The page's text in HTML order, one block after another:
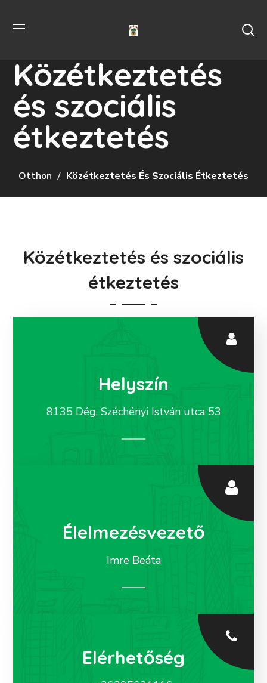
Közétkeztetés
és szociális
étkeztetés
Otthon Közétkeztetés És Szociális Étkeztetés
Közétkeztetés és szociális
étkeztetés
Helyszín
8135 Dég, Széchényi István utca 53
Élelmezésvezető
Imre Beáta
Elérhetőség